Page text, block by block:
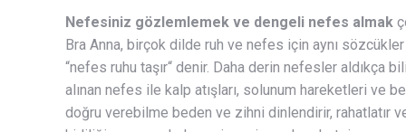
Nefesiniz gözlemlemek ve dengeli nefes almak
Bra Anna, birçok dilde ruh ve nefes için aynı
“nefes ruhu taşır“ denir. Daha derin nefesler
alınan nefes ile kalp atışları, solunum hareketleri ve
doğru verebilme beden ve zihni dinlendirir, rahatlatır